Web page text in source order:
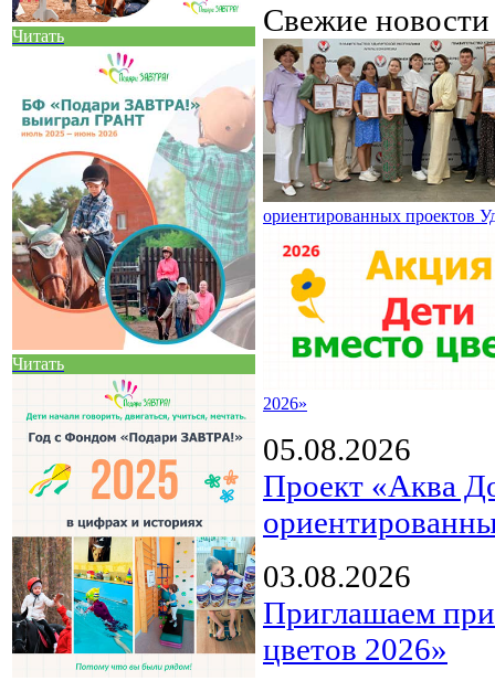
Читать
Читать
Свежие
ориентированных проектов
2026»
05.08.2026
Проект «Аква
03.08.2026
Приглашаем
цветов 2026»